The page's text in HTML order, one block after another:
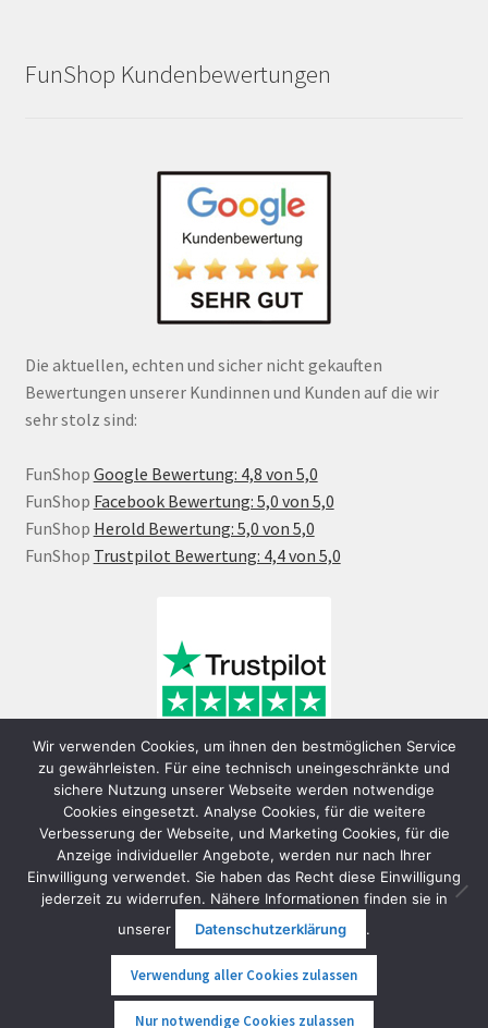
FunShop Kundenbewertungen
Die aktuellen, echten und sicher nicht gekauften
Bewertungen unserer Kundinnen und Kunden auf die wir
sehr stolz sind:
FunShop Google Bewertung: 4,8 von 5,0
FunShop Facebook Bewertung: 5,0 von 5,0
FunShop Herold Bewertung: 5,0 von 5,0
FunShop Trustpilot Bewertung: 4,4 von 5,0
© FunShop Wien - Hochqualitative Elektromobilität 2026
Datenschutzerklärung
Erstellt mit WooCommerce
Wir verwenden Cookies, um ihnen den bestmöglichen Service
zu gewährleisten. Für eine technisch uneingeschränkte und
sichere Nutzung unserer Webseite werden notwendige
Cookies eingesetzt. Analyse Cookies, für die weitere
Verbesserung der Webseite, und Marketing Cookies, für die
Anzeige individueller Angebote, werden nur nach Ihrer
Einwilligung verwendet. Sie haben das Recht diese Einwilligung
jederzeit zu widerrufen. Nähere Informationen finden sie in
unserer
Datenschutzerklärung .
Verwendung aller Cookies zulassen
Nur notwendige Cookies zulassen